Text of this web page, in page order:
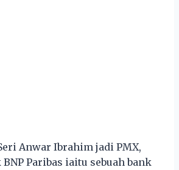
Anwar Ibrahim jadi PMX,
Paribas iaitu sebuah bank